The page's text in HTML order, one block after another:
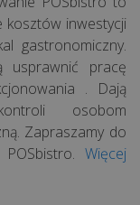
kosztów inwestycji
gastronomiczny.
usprawnić pracę
. Dają
osobom
Zapraszamy do
Więcej